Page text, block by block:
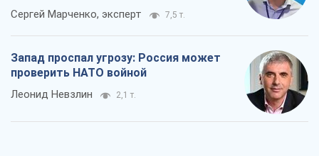
Сергей Марченко, эксперт 7,5 т.
Запад проспал угрозу: Россия может
проверить НАТО войной
Леонид Невзлин 2,1 т.